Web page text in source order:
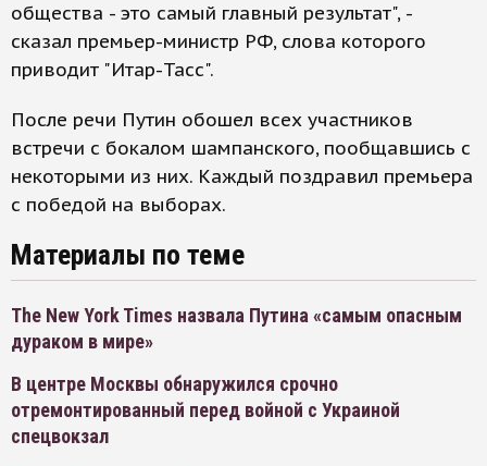
общества - это самый главный результат", -
сказал премьер-министр РФ, слова которого
приводит "Итар-Тасс".
После речи Путин обошел всех участников
встречи с бокалом шампанского, пообщавшись с
некоторыми из них. Каждый поздравил премьера
с победой на выборах.
Материалы по теме
The New York Times назвала Путина «самым опасным
дураком в мире»
В центре Москвы обнаружился срочно
отремонтированный перед войной с Украиной
спецвокзал